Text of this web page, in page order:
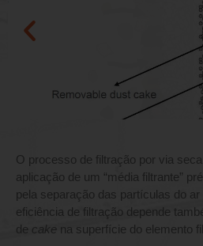
O processo de filtração por via
aplicação de um “média filtrante”
pela separação das partículas do
eficiência de filtração depende
de cake na superfície do elemento